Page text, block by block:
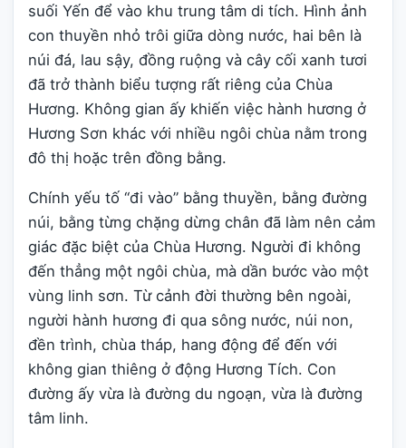
suối Yến để vào khu trung tâm di tích. Hình ảnh
con thuyền nhỏ trôi giữa dòng nước, hai bên là
núi đá, lau sậy, đồng ruộng và cây cối xanh tươi
đã trở thành biểu tượng rất riêng của Chùa
Hương. Không gian ấy khiến việc hành hương ở
Hương Sơn khác với nhiều ngôi chùa nằm trong
đô thị hoặc trên đồng bằng.
Chính yếu tố “đi vào” bằng thuyền, bằng đường
núi, bằng từng chặng dừng chân đã làm nên cảm
giác đặc biệt của Chùa Hương. Người đi không
đến thẳng một ngôi chùa, mà dần bước vào một
vùng linh sơn. Từ cảnh đời thường bên ngoài,
người hành hương đi qua sông nước, núi non,
đền trình, chùa tháp, hang động để đến với
không gian thiêng ở động Hương Tích. Con
đường ấy vừa là đường du ngoạn, vừa là đường
tâm linh.